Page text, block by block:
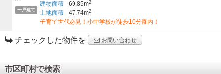
一戸建て
建物面積
69.85m2
土地面積 47.74m2
子育て世代必見！小中学校が徒歩10分圏内！
チェックした物件を お問い合わせ
市区町村で検索